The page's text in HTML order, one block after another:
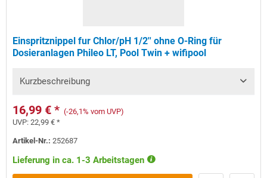
Einspritznippel fur Chlor/pH 1/2'' ohne O-Ring für
Dosieranlagen Phileo LT, Pool Twin + wifipool
Kurzbeschreibung
16,99 € * (-26,1% vom UVP)
UVP:22,99 € *
Artikel-Nr.:252687
Lieferung in ca. 1-3 Arbeitstagen